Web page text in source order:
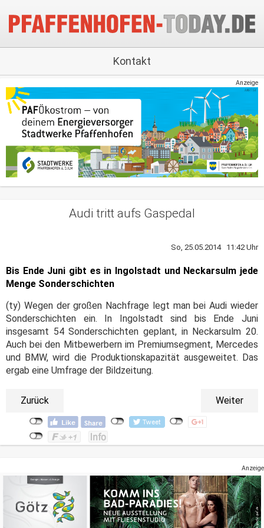
Kontakt
Anzeige
Audi tritt aufs Gaspedal
So, 25.05.2014 11:42 Uhr
Bis Ende Juni gibt es in Ingolstadt und Neckarsulm jede
Menge Sonderschichten
(ty) Wegen der großen Nachfrage legt man bei Audi wieder
Sonderschichten ein. In Ingolstadt sind bis Ende Juni
insgesamt 54 Sonderschichten geplant, in Neckarsulm 20.
Auch bei den Mitbewerbern im Premiumsegment, Mercedes
und BMW, wird die Produktionskapazität ausgeweitet. Das
ergab eine Umfrage der Bildzeitung.
Zurück Weiter
Anzeige